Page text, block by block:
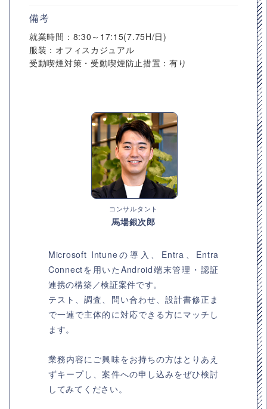
備考
就業時間：8:30～17:15(7.75H/日)
服装：オフィスカジュアル
受動喫煙対策・受動喫煙防止措置：有り
コンサルタント
馬場銀次郎
Microsoft Intuneの導入、Entra、Entra
Connectを用いたAndroid端末管理・認証
連携の構築／検証案件です。
テスト、調査、問い合わせ、設計書修正ま
で一連で主体的に対応できる方にマッチし
ます。
業務内容にご興味をお持ちの方はとりあえ
ずキープし、案件への申し込みをぜひ検討
してみてください。